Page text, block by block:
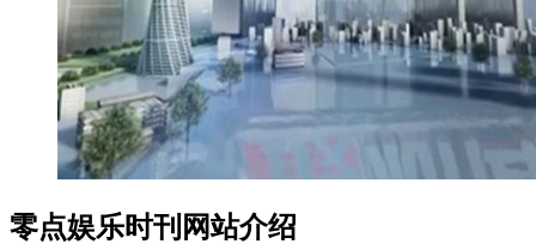
零点娱乐时刊网站介绍